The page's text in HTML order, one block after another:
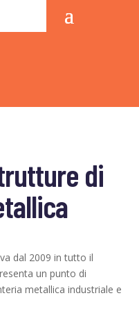
di
dal 2009 in tutto il
un punto di
metallica industriale e